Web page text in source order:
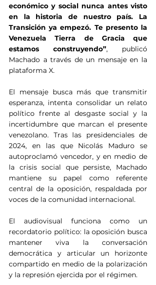
económico y social nunca antes visto
en la historia de nuestro país. La
Transición ya empezó. Te presento la
Venezuela Tierra de Gracia que
estamos construyendo”, publicó
Machado a través de un mensaje en la
plataforma X.
El mensaje busca más que transmitir
esperanza, intenta consolidar un relato
político frente al desgaste social y la
incertidumbre que marcan el presente
venezolano. Tras las presidenciales de
2024, en las que Nicolás Maduro se
autoproclamó vencedor, y en medio de
la crisis social que persiste, Machado
mantiene su papel como referente
central de la oposición, respaldada por
voces de la comunidad internacional.
El audiovisual funciona como un
recordatorio político: la oposición busca
mantener viva la conversación
democrática y articular un horizonte
compartido en medio de la polarización
y la represión ejercida por el régimen.